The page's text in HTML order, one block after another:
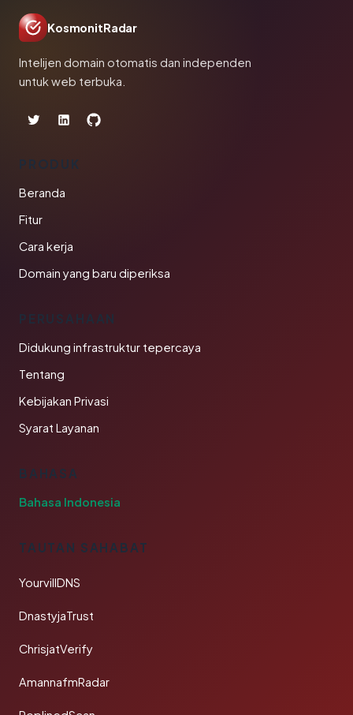
KosmonitRadar
Intelijen domain otomatis dan independen
untuk web terbuka.
PRODUK
Beranda
Fitur
Cara kerja
Domain yang baru diperiksa
PERUSAHAAN
Didukung infrastruktur tepercaya
Tentang
Kebijakan Privasi
Syarat Layanan
BAHASA
Bahasa Indonesia
TAUTAN SAHABAT
YourvillDNS
DnastyjaTrust
ChrisjatVerify
AmannafmRadar